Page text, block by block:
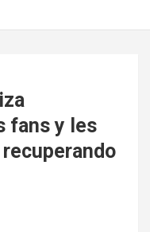
fans y les